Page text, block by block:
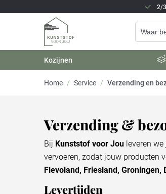
2/
Kozijnen
Home / Service / Verzending en
Verzending &
Bij Kunststof voor Jou leveren
vervoeren, zodat jouw producten
Flevoland, Friesland, Groningen,
Levertijden